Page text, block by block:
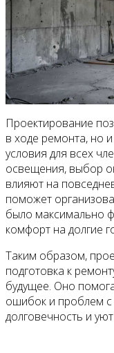
Проектирование
в ходе ремонта, но
условия для всех
освещения, выбор
влияют на
поможет
было максимально
комфорт на долгие
Таким образом,
подготовка к
будущее. Оно
ошибок и проблем с
долговечность и